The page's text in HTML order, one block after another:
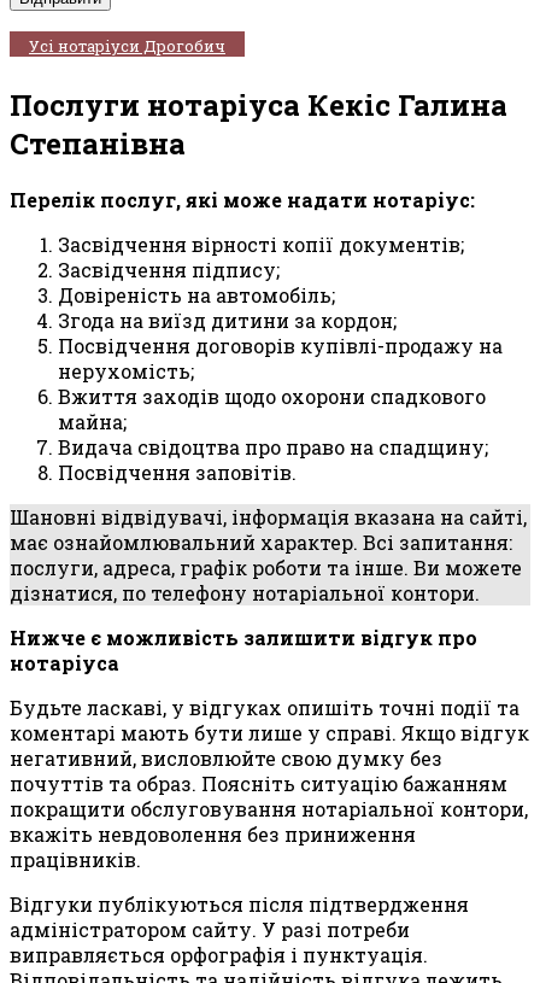
Усі нотаріуси Дрогобич
Послуги нотаріуса Кекіс Галина
Степанівна
Перелік послуг, які може надати нотаріус:
Засвідчення вірності копії документів;
Засвідчення підпису;
Довіреність на автомобіль;
Згода на виїзд дитини за кордон;
Посвідчення договорів купівлі-продажу на
нерухомість;
Вжиття заходів щодо охорони спадкового
майна;
Видача свідоцтва про право на спадщину;
Посвідчення заповітів.
Шановні відвідувачі, інформація вказана на сайті,
має ознайомлювальний характер. Всі запитання:
послуги, адреса, графік роботи та інше. Ви можете
дізнатися, по телефону нотаріальної контори.
Нижче є можливість залишити відгук про
нотаріуса
Будьте ласкаві, у відгуках опишіть точні події та
коментарі мають бути лише у справі. Якщо відгук
негативний, висловлюйте свою думку без
почуттів та образ. Поясніть ситуацію бажанням
покращити обслуговування нотаріальної контори,
вкажіть невдоволення без приниження
працівників.
Відгуки публікуються після підтвердження
адміністратором сайту. У разі потреби
виправляється орфографія і пунктуація.